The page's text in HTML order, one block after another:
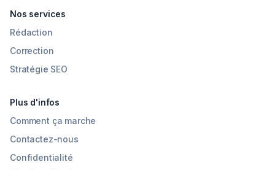
Nos services
Rédaction
Correction
Stratégie SEO
Plus d'infos
Comment ça marche
Contactez-nous
Confidentialité